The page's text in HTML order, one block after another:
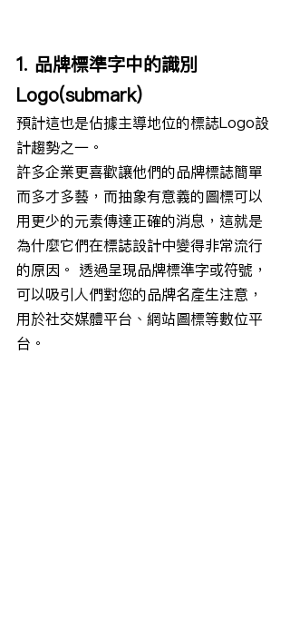
1. 品牌標準字中的識別
Logo(submark)
預計這也是佔據主導地位的標誌Logo設
計趨勢之一。
許多企業更喜歡讓他們的品牌標誌簡單
而多才多藝，而抽象有意義的圖標可以
用更少的元素傳達正確的消息，這就是
為什麼它們在標誌設計中變得非常流行
的原因。 透過呈現品牌標準字或符號，
可以吸引人們對您的品牌名產生注意，
用於社交媒體平台、網站圖標等數位平
台。